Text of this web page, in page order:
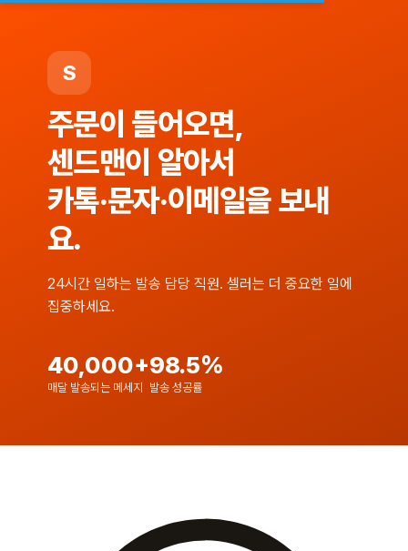
S
주문이 들어오면,
센드맨이 알아서
카톡·문자·이메일을 보내
요.
24시간 일하는 발송 담당 직원. 셀러는 더 중요한 일에
집중하세요.
40,000+
매달 발송되는 메세지
98.5%
발송 성공률